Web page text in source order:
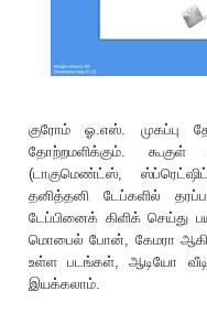
குரோம் ஓ.எஸ். முகப்பு
தோற்றமளிக்கும்.
(டாகுமெண்ட்ஸ்,
தனித்தனி டேப்களில்
டேப்பினைக் கிளிக் செய்து
மொபைல் போன், கேமரா
உள்ள படங்கள், ஆடியோ
இயக்கலாம்.